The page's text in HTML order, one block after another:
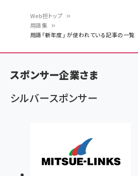
ン
く
ず
Web担トップ
用語集
用語「新年度」 が使われている記事の一覧
スポンサー企業さま
シルバースポンサー